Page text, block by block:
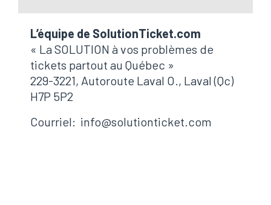
L’équipe de SolutionTicket.com
« La SOLUTION à vos problèmes de
tickets partout au Québec »
229-3221, Autoroute Laval O., Laval (Qc)
H7P 5P2
Courriel: info@solutionticket.com